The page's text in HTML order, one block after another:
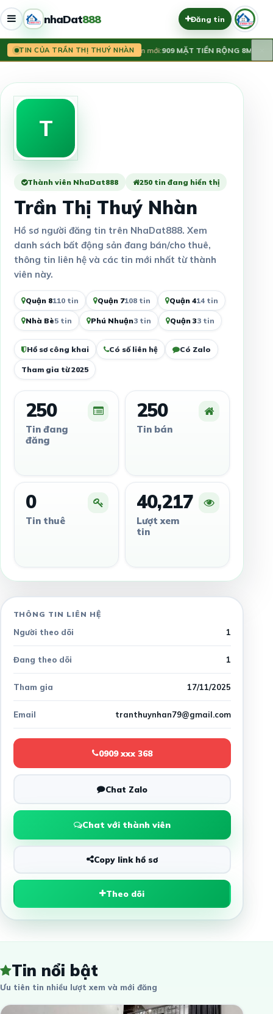
nhaDat888 Đăng tin
TIN CỦA TRẦN THỊ THUÝ NHÀNTin mới:909 MẶT TIỀN RỘNG 8M
T
Thành viên NhaDat888 250 tin đang hiển thị
Trần Thị Thuý Nhàn
Hồ sơ người đăng tin trên NhaDat888. Xem
danh sách bất động sản đang bán/cho thuê,
thông tin liên hệ và các tin mới nhất từ thành
viên này.
Quận 8110 tin Quận 7108 tin Quận 414 tin
Nhà Bè5 tin Phú Nhuận3 tin Quận 33 tin
Hồ sơ công khai Có số liên hệ Có Zalo
Tham gia từ 2025
250
Tin đang
đăng
250
Tin bán
0
Tin thuê
40,217
Lượt xem
tin
THÔNG TIN LIÊN HỆ
Người theo dõi 1
Đang theo dõi 1
Tham gia 17/11/2025
Email tranthuynhan79@gmail.com
0909 xxx 368
Chat Zalo
Chat với thành viên
Copy link hồ sơ
Theo dõi
Tin nổi bật
Ưu tiên tin nhiều lượt xem và mới đăng